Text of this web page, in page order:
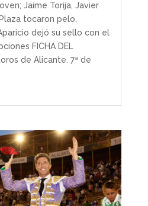
Jaime Torija, Javier
tocaron pelo,
dejó su sello con el
FICHA DEL
de Alicante. 7ª de